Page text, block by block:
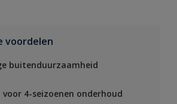
voordelen
buitenduurzaamheid
voor 4-seizoenen onderhoud